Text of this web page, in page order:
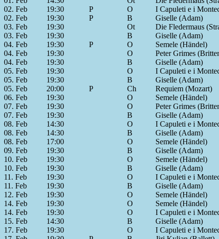
02. Feb
19:30 P O
I Capuleti e i
02. Feb
19:30 P B
Giselle (Adam)
03. Feb
19:30 Ot
Die Fledermaus
03. Feb
19:30 B
Giselle (Adam)
04. Feb
19:30 P O
Semele (Händel)
04. Feb
19:30 O
Peter Grimes
04. Feb
19:30 B
Giselle (Adam)
05. Feb
19:30 O
I Capuleti e i
05. Feb
19:30 B
Giselle (Adam)
05. Feb
20:00 P Ch
Requiem (Mozart)
06. Feb
19:30 O
Semele (Händel)
07. Feb
19:30 O
Peter Grimes
07. Feb
19:30 B
Giselle (Adam)
08. Feb
14:30 O
I Capuleti e i
08. Feb
14:30 B
Giselle (Adam)
08. Feb
17:00 O
Semele (Händel)
09. Feb
19:30 B
Giselle (Adam)
10. Feb
19:30 O
Semele (Händel)
10. Feb
19:30 B
Giselle (Adam)
11. Feb
19:30 O
I Capuleti e i
11. Feb
19:30 B
Giselle (Adam)
12. Feb
19:30 O
Semele (Händel)
14. Feb
19:30 O
Semele (Händel)
14. Feb
19:30 O
I Capuleti e i
15. Feb
14:30 B
Giselle (Adam)
17. Feb
19:30 O
I Capuleti e i